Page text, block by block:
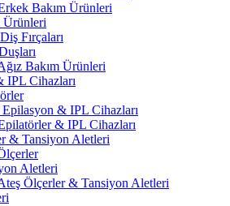
Bakım Ürünleri
Ürünleri
Fırçaları
Bakım Ürünleri
IPL Cihazları
& IPL Cihazları
& IPL Cihazları
& Tansiyon Aletleri
Aletleri
Ölçerler & Tansiyon Aletleri